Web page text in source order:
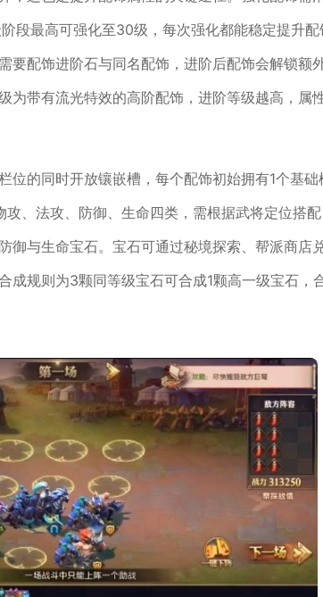
段最高可强化至30级，每次强化都能稳定提升配
要配饰进阶石与同名配饰，进阶后配饰会解锁额
为带有流光特效的高阶配饰，进阶等级越高，属
位的同时开放镶嵌槽，每个配饰初始拥有1个基
、法攻、防御、生命四类，需根据武将定位搭
御与生命宝石。宝石可通过秘境探索、帮派商店
成规则为3颗同等级宝石可合成1颗高一级宝石，